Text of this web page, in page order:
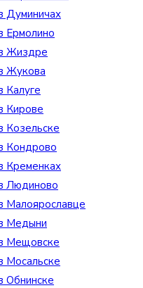
Думиничах
Ермолино
Жиздре
Жукова
Калуге
Кирове
Козельске
Кондрово
Кременках
Людиново
Малоярославце
Медыни
Мещовске
Мосальске
Обнинске